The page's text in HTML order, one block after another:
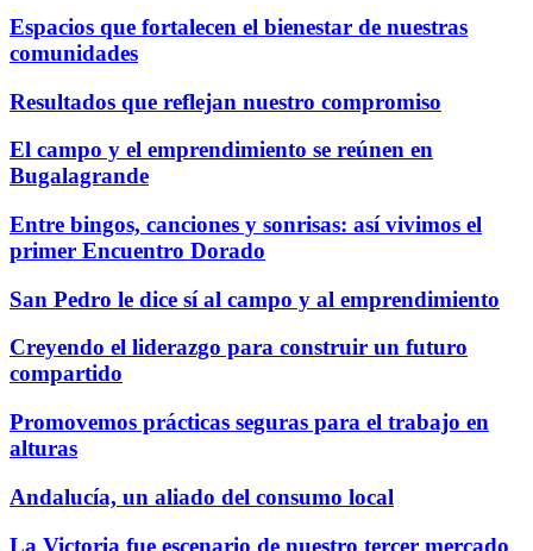
Espacios que fortalecen el bienestar de nuestras
comunidades
Resultados que reflejan nuestro compromiso
El campo y el emprendimiento se reúnen en
Bugalagrande
Entre bingos, canciones y sonrisas: así vivimos el
primer Encuentro Dorado
San Pedro le dice sí al campo y al emprendimiento
Creyendo el liderazgo para construir un futuro
compartido
Promovemos prácticas seguras para el trabajo en
alturas
Andalucía, un aliado del consumo local
La Victoria fue escenario de nuestro tercer mercado